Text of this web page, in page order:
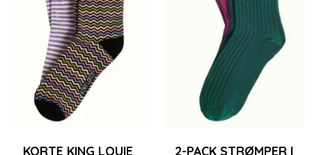
KORTE KING LOUIE
2-PACK STRØMPER I